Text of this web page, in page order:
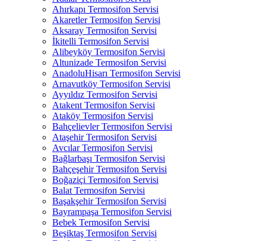
Ahırkapı Termosifon Servisi
Akaretler Termosifon Servisi
Aksaray Termosifon Servisi
İkitelli Termosifon Servisi
Alibeyköy Termosifon Servisi
Altunizade Termosifon Servisi
AnadoluHisarı Termosifon Servisi
Arnavutköy Termosifon Servisi
Ayyıldız Termosifon Servisi
Atakent Termosifon Servisi
Ataköy Termosifon Servisi
Bahçelievler Termosifon Servisi
Ataşehir Termosifon Servisi
Avcılar Termosifon Servisi
Bağlarbaşı Termosifon Servisi
Bahçeşehir Termosifon Servisi
Boğaziçi Termosifon Servisi
Balat Termosifon Servisi
Başakşehir Termosifon Servisi
Bayrampaşa Termosifon Servisi
Bebek Termosifon Servisi
Beşiktaş Termosifon Servisi